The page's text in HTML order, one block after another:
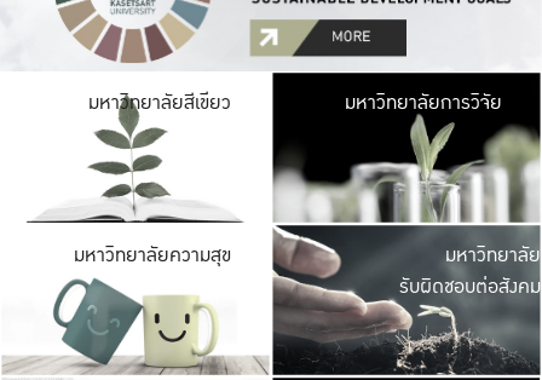
มหาวิทยาลัยสีเขียว มหาวิ
มีพื้นที่เขียวสดใส
เป็นป่าในเมือง เกษต
มหาวิทยาลัยการวิจัย
มหาวิทยาลัยความสุข มหาวิ
ค
เปิดประ
และพบเรื่องราวใ
มหาวิทยาลัย
รับผิดชอบต่อสังคม